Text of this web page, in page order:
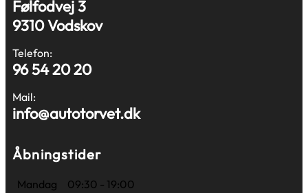
Følfodvej 3
9310 Vodskov
Telefon:
96 54 20 20
Mail:
info@autotorvet.dk
Åbningstider
Mandag
09:30 - 19:00